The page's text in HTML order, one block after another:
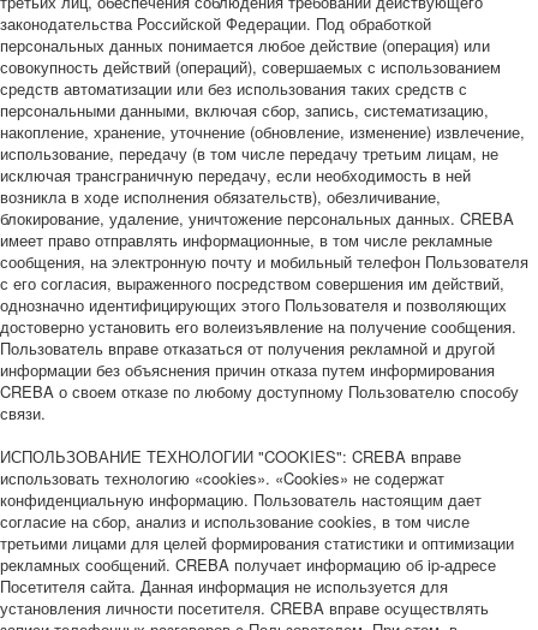
законодательства Российской Федерации. Под обработкой
персональных данных понимается любое действие (операция) или
совокупность действий (операций), совершаемых с использованием
средств автоматизации или без использования таких средств с
персональными данными, включая сбор, запись, систематизацию,
накопление, хранение, уточнение (обновление, изменение) извлечение,
использование, передачу (в том числе передачу третьим лицам, не
исключая трансграничную передачу, если необходимость в ней
возникла в ходе исполнения обязательств), обезличивание,
блокирование, удаление, уничтожение персональных данных. CREBA
имеет право отправлять информационные, в том числе рекламные
сообщения, на электронную почту и мобильный телефон Пользователя
с его согласия, выраженного посредством совершения им действий,
однозначно идентифицирующих этого Пользователя и позволяющих
достоверно установить его волеизъявление на получение сообщения.
Пользователь вправе отказаться от получения рекламной и другой
информации без объяснения причин отказа путем информирования
CREBA о своем отказе по любому доступному Пользователю способу
связи.
ИСПОЛЬЗОВАНИЕ ТЕХНОЛОГИИ "COOKIES": CREBA вправе
использовать технологию «cookies». «Cookies» не содержат
конфиденциальную информацию. Пользователь настоящим дает
согласие на сбор, анализ и использование cookies, в том числе
третьими лицами для целей формирования статистики и оптимизации
рекламных сообщений. CREBA получает информацию об ip-адресе
Посетителя сайта. Данная информация не используется для
установления личности посетителя. CREBA вправе осуществлять